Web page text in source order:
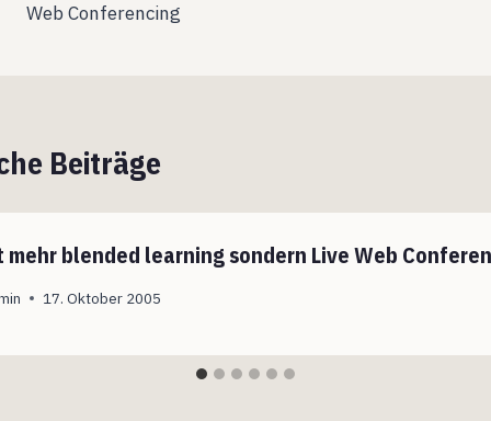
Web Conferencing
Beiträge
mehr blended learning sondern Live Web
17. Oktober 2005